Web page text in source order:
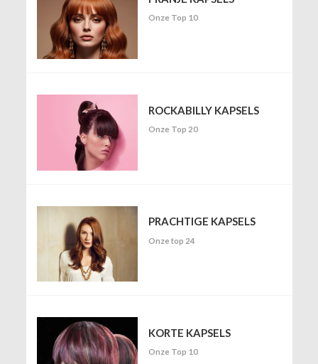
Onze Top 10
ROCKABILLY KAPSELS
Onze Top 20
PRACHTIGE KAPSELS
Onze top 24
KORTE KAPSELS
Onze Top 10